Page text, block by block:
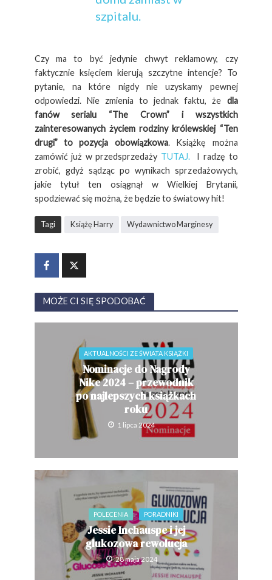
szpitalu.
Czy ma to być jedynie chwyt reklamowy, czy
faktycznie księciem kierują szczytne intencje? To
pytanie, na które nigdy nie uzyskamy pewnej
odpowiedzi. Nie zmienia to jednak faktu, że dla
fanów serialu “The Crown” i wszystkich
zainteresowanych życiem rodziny królewskiej “Ten
drugi” to pozycja obowiązkowa. Książkę można
zamówić już w przedsprzedaży TUTAJ. I radzę to
zrobić, gdyż sądząc po wynikach sprzedażowych,
jakie tytuł ten osiągnął w Wielkiej Brytanii,
spodziewać się można, że będzie to światowy hit!
Tagi Książę Harry Wydawnictwo Marginesy
MOŻE CI SIĘ SPODOBAĆ
AKTUALNOŚCI ZE ŚWIATA KSIĄŻKI
Nominacje do Nagrody
Nike 2024 – przewodnik
po najlepszych książkach
roku
1 lipca 2024
POLECENIA PORADNIKI
Jessie Inchauspe i jej
glukozowa rewolucja
28 maja 2024